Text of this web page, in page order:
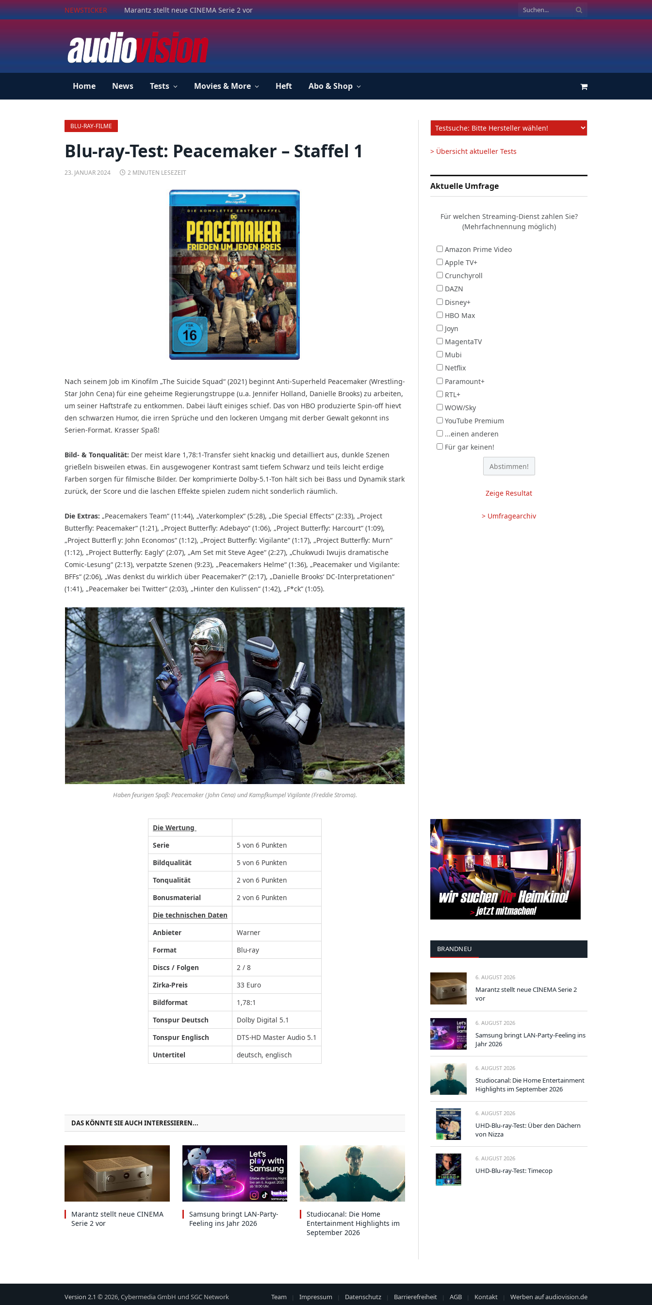
NEWSTICKER Marantz stellt neue CINEMA Serie 2 vor
Home News Tests Movies & More Heft Abo & Shop Einkaufswagen
BLU-RAY-FILME
Blu-ray-Test: Peacemaker – Staffel 1
23. JANUAR 2024 2 MINUTEN LESEZEIT
Nach seinem Job im Kinofilm „The Suicide Squad“ (2021) beginnt Anti-Superheld Peacemaker (Wrestling-
Star John Cena) für eine geheime Regierungstruppe (u.a. Jennifer Holland, Danielle Brooks) zu arbeiten,
um seiner Haftstrafe zu entkommen. Dabei läuft einiges schief. Das von HBO produzierte Spin-off hievt
den schwarzen Humor, die irren Sprüche und den lockeren Umgang mit derber Gewalt gekonnt ins
Serien-Format. Krasser Spaß!
Bild- & Tonqualität: Der meist klare 1,78:1-Transfer sieht knackig und detailliert aus, dunkle Szenen
grießeln bisweilen etwas. Ein ausgewogener Kontrast samt tiefem Schwarz und teils leicht erdige
Farben sorgen für filmische Bilder. Der komprimierte Dolby-5.1-Ton hält sich bei Bass und Dynamik stark
zurück, der Score und die laschen Effekte spielen zudem nicht sonderlich räumlich.
Die Extras: „Peacemakers Team“ (11:44), „Vaterkomplex“ (5:28), „Die Special Effects“ (2:33), „Project
Butterfly: Peacemaker“ (1:21), „Project Butterfly: Adebayo“ (1:06), „Project Butterfly: Harcourt“ (1:09),
„Project Butterfl y: John Economos“ (1:12), „Project Butterfly: Vigilante“ (1:17), „Project Butterfly: Murn“
(1:12), „Project Butterfly: Eagly“ (2:07), „Am Set mit Steve Agee“ (2:27), „Chukwudi Iwujis dramatische
Comic-Lesung“ (2:13), verpatzte Szenen (9:23), „Peacemakers Helme“ (1:36), „Peacemaker und Vigilante:
BFFs“ (2:06), „Was denkst du wirklich über Peacemaker?“ (2:17), „Danielle Brooks‘ DC-Interpretationen“
(1:41), „Peacemaker bei Twitter“ (2:03), „Hinter den Kulissen“ (1:42), „F*ck“ (1:05).
Haben feurigen Spaß: Peacemaker (John Cena) und Kampfkumpel Vigilante (Freddie Stroma).
Die Wertung
Serie
5 von 6 Punkten
Bildqualität
5 von 6 Punkten
Tonqualität
2 von 6 Punkten
Bonusmaterial
2 von 6 Punkten
Die technischen Daten
Anbieter
Warner
Format
Blu-ray
Discs / Folgen
2 / 8
Zirka-Preis
33 Euro
Bildformat
1,78:1
Tonspur Deutsch
Dolby Digital 5.1
Tonspur Englisch
DTS-HD Master Audio 5.1
Untertitel
deutsch, englisch
DAS KÖNNTE SIE AUCH INTERESSIEREN...
Marantz stellt neue CINEMA
Serie 2 vor
Samsung bringt LAN-Party-
Feeling ins Jahr 2026
Studiocanal: Die Home
Entertainment Highlights im
September 2026
> Übersicht aktueller Tests
Aktuelle Umfrage
Für welchen Streaming-Dienst zahlen Sie?
(Mehrfachnennung möglich)
Amazon Prime Video
Apple TV+
Crunchyroll
DAZN
Disney+
HBO Max
Joyn
MagentaTV
Mubi
Netflix
Paramount+
RTL+
WOW/Sky
YouTube Premium
...einen anderen
Für gar keinen!
Zeige Resultat
> Umfragearchiv
BRANDNEU
6. AUGUST 2026
Marantz stellt neue CINEMA Serie 2
vor
6. AUGUST 2026
Samsung bringt LAN-Party-Feeling ins
Jahr 2026
6. AUGUST 2026
Studiocanal: Die Home Entertainment
Highlights im September 2026
6. AUGUST 2026
UHD-Blu-ray-Test: Über den Dächern
von Nizza
6. AUGUST 2026
UHD-Blu-ray-Test: Timecop
Version 2.1 © 2026, Cybermedia GmbH und SGC Network Team Impressum Datenschutz Barrierefreiheit AGB Kontakt Werben auf audiovision.de